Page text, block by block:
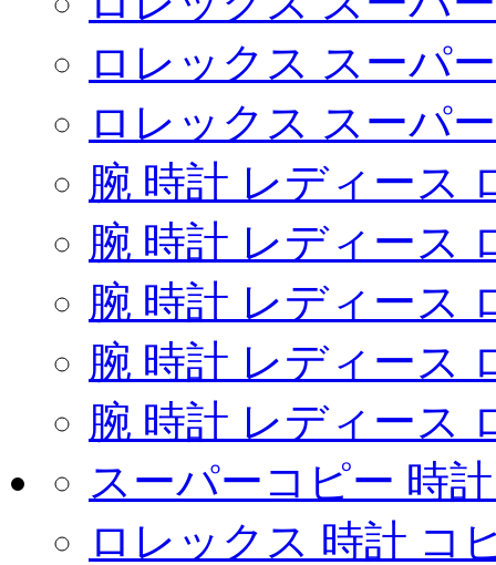
ロレックス スーパ
ロレックス スーパ
腕 時計 レディース
腕 時計 レディース
腕 時計 レディース
腕 時計 レディース
腕 時計 レディース
スーパーコピー 時
ロレックス 時計 コ